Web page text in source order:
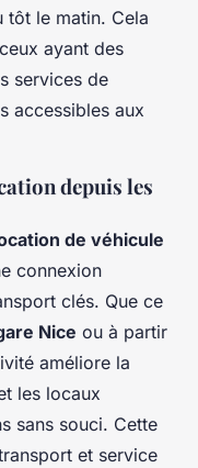
tôt le matin. Cela
ayant des
services de
accessibles aux
depuis les
de véhicule
connexion
clés. Que ce
Nice ou à partir
améliore la
les locaux
sans souci. Cette
et service